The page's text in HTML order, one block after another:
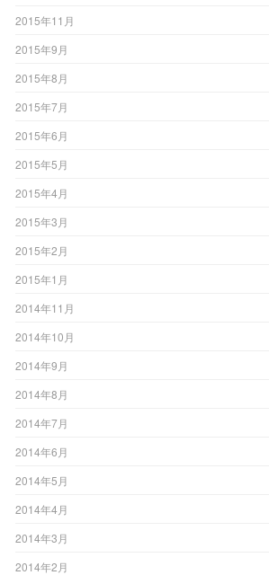
2015年11月
2015年9月
2015年8月
2015年7月
2015年6月
2015年5月
2015年4月
2015年3月
2015年2月
2015年1月
2014年11月
2014年10月
2014年9月
2014年8月
2014年7月
2014年6月
2014年5月
2014年4月
2014年3月
2014年2月